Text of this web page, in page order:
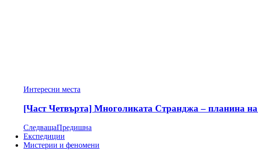
Интересни места
[Част Четвърта] Многоликата Странджа – планина
СледващаПредишна
Експедиции
Мистерии и феномени